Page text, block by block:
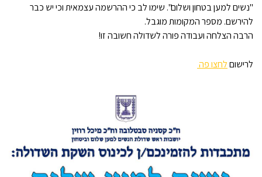
"נשים למען בטחון ושלום". שימו לב כי ההרשמה עצמאית וכי יש כבר
להירשם. מספר המקומות מוגבל.
הרבה הצלחה ועבודה פורה לשדולה חשובה זו!
לרישוםלחצו פה